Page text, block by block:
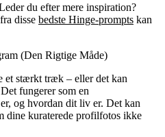
du efter mere inspiration?
disse bedste Hinge-prompts kan
(Den Rigtige Måde)
et stærkt træk – eller det kan
fungerer som en
og hvordan dit liv er. Det kan
dine kuraterede profilfotos ikke